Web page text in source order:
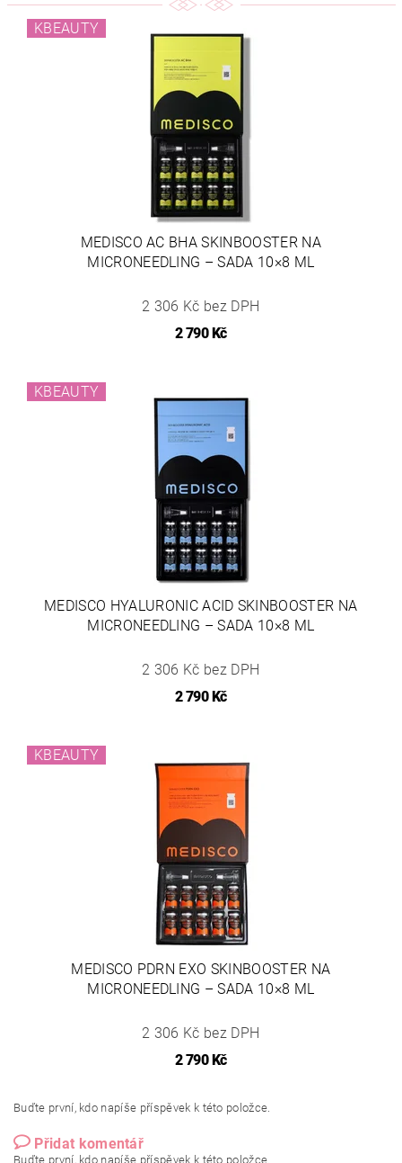
KBEAUTY
MEDISCO AC BHA SKINBOOSTER NA
MICRONEEDLING – SADA 10×8 ML
2 306 Kč bez DPH
2 790 Kč
KBEAUTY
MEDISCO HYALURONIC ACID SKINBOOSTER NA
MICRONEEDLING – SADA 10×8 ML
2 306 Kč bez DPH
2 790 Kč
KBEAUTY
MEDISCO PDRN EXO SKINBOOSTER NA
MICRONEEDLING – SADA 10×8 ML
2 306 Kč bez DPH
2 790 Kč
Buďte první, kdo napíše příspěvek k této položce.
Přidat komentář
Buďte první, kdo napíše příspěvek k této položce.